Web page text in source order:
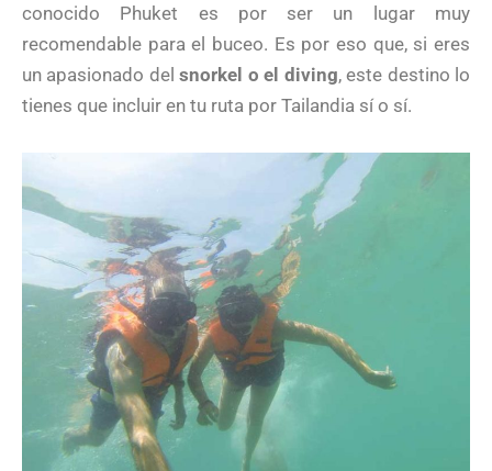
conocido Phuket es por ser un lugar muy
recomendable para el buceo. Es por eso que, si eres
un apasionado delsnorkel o el diving, este destino lo
tienes que incluir en tu ruta por Tailandia sí o sí.